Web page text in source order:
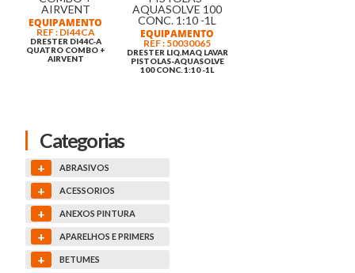
EQUIPAMENTO
REF : DI44CA
DRESTER DI44C-A
QUATRO COMBO +
AIRVENT
EQUIPAMENTO
REF : 50030065
DRESTER LIQ.MAQ LAVAR
PISTOLAS-AQUASOLVE
100 CONC. 1:10 -1L
Categorias
+ ABRASIVOS
+ ACESSORIOS
+ ANEXOS PINTURA
+ APARELHOS E PRIMERS
+ BETUMES